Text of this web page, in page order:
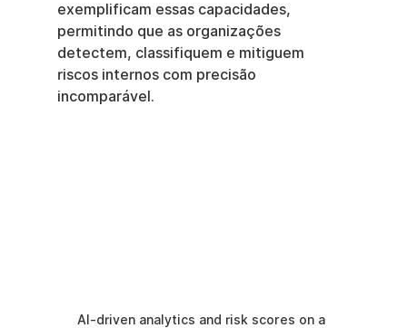
exemplificam essas capacidades,
permitindo que as organizações
detectem, classifiquem e mitiguem
riscos internos com precisão
incomparável.
AI-driven analytics and risk scores on a